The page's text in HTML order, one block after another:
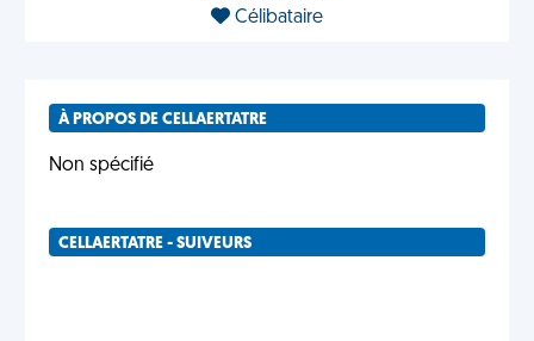
Célibataire
À PROPOS DE CELLAERTATRE
Non spécifié
CELLAERTATRE - SUIVEURS